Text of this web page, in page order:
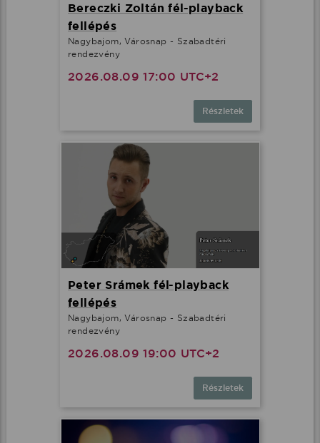
Bereczki Zoltán fél-playback
fellépés
Nagybajom, Városnap - Szabadtéri
rendezvény
2026.08.09 17:00 UTC+2
Részletek
Peter Srámek fél-playback
fellépés
Nagybajom, Városnap - Szabadtéri
rendezvény
2026.08.09 19:00 UTC+2
Részletek